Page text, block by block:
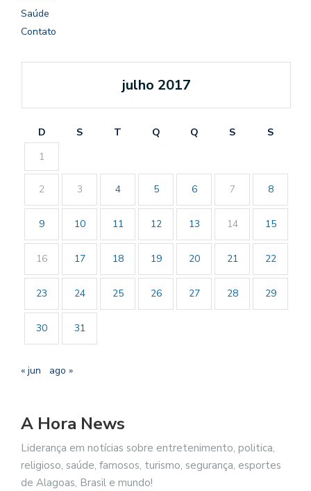
Saúde
Contato
julho 2017
D S T Q Q S
S
1
2 3 4 5 6 7 8
9 10 11 12 13 14 15
16 17 18 19 20 21 22
23 24 25 26 27 28 29
30 31
« jun ago »
A Hora News
Liderança em notícias sobre entretenimento, politica,
religioso, saúde, famosos, turismo, segurança, esportes
de Alagoas, Brasil e mundo!